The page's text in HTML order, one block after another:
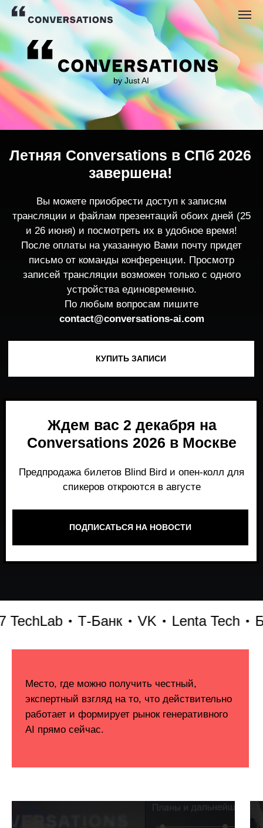
by Just AI
трансляции и файлам презентаций обоих дней (25
После оплаты на указанную Вами почту придет
записей трансляции возможен только с одного
устройства единовременно.
По любым вопросам пишите
contact@conversations-ai.co m
Летняя Conversations в СПб 2026
завершена!
Ждем вас 2 декабря на
Conversations 2026 в Москве
ПОДПИСАТЬСЯ НА НОВОСТИ
Т-Банк VK Lenta Tech
Место, где можно получить честный,
работает и формирует рынок генеративного